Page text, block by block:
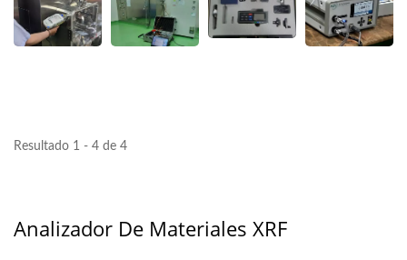
Resultado 1 - 4 de 4
Analizador De Materiales XRF